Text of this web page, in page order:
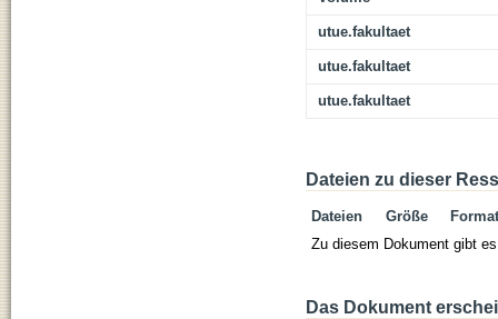
utue.fakultaet
utue.fakultaet
utue.fakultaet
Dateien zu dieser
Dateien Größe
Format
Zu diesem Dokument gibt
Das Dokument